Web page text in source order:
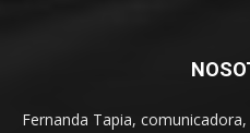
Fernanda Tapia,